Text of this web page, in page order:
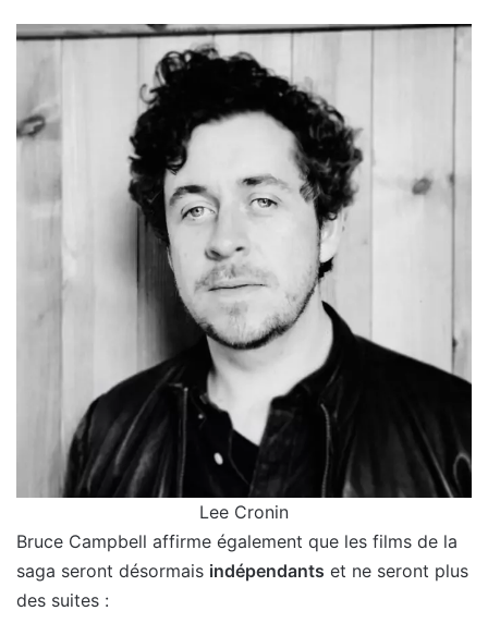
Lee Cronin
Bruce Campbell affirme également que les films de la
saga seront désormais indépendants et ne seront plus
des suites :